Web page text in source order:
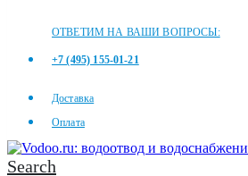
ОТВЕТИМ НА ВАШИ ВОПРОСЫ:
+7 (495) 155-01-21
Доставка
Оплата
Search